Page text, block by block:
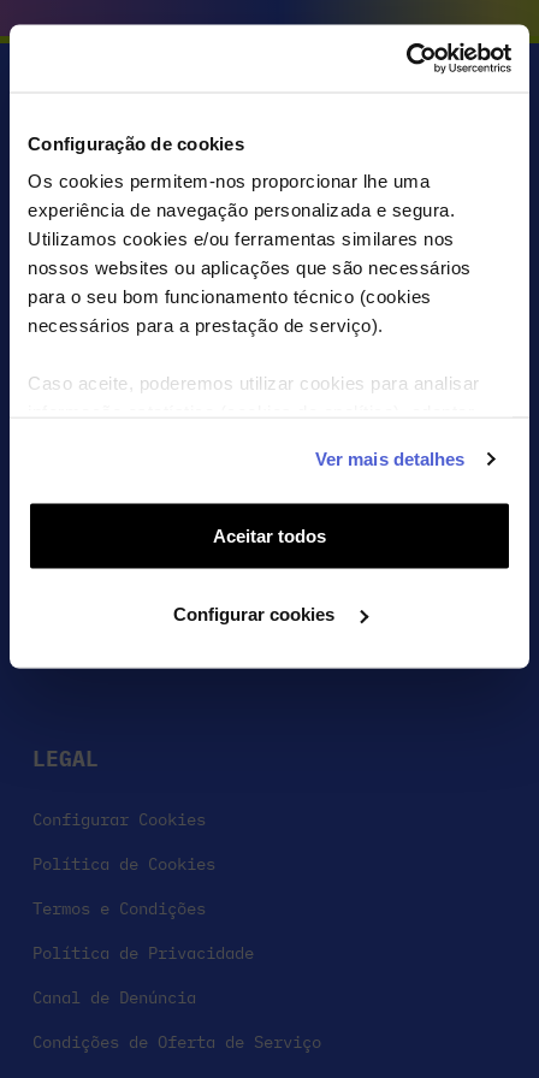
Configuração de cookies
Os cookies permitem-nos proporcionar lhe uma
experiência de navegação personalizada e segura.
Utilizamos cookies e/ou ferramentas similares nos
nossos websites ou aplicações que são necessários
para o seu bom funcionamento técnico (cookies
necessários para a prestação de serviço).
Caso aceite, poderemos utilizar cookies para analisar
funcionalidades (cookies de personalização e
funcionalidade) e adaptar anúncios aos seus interesses
(cookies de publicidade personalizada). Pode gerir a
Ver mais detalhes
Aceitar todos
Configurar cookies
SACA JÁ A APP WTF
CONTACTOS
FALA CONNOSCO NO
LEGAL
Configurar Cookies
Política de Cookies
Termos e Condições
Política de Privacidade
Canal de Denúncia
Condições de Oferta de Serviço